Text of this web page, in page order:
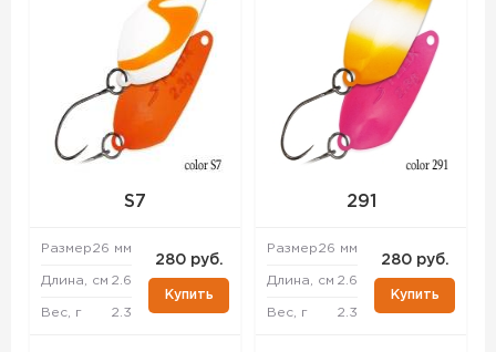
S7
Размер26 мм
Длина, см 2.6
Вес, г 2.3
280 руб.
Купить
291
Размер26 мм
Длина, см 2.6
Вес, г 2.3
280 руб.
Купить